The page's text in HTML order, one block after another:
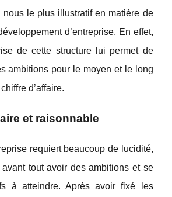
nous le plus illustratif en matière de
d’entreprise. En effet,
de cette structure lui permet de
ambitions pour le moyen et le long
d’affaire.
et raisonnable
requiert beaucoup de lucidité,
tout avoir des ambitions et se
à atteindre. Après avoir fixé les